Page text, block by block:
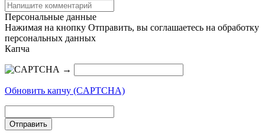
Персональные данные
Нажимая на кнопку Отправить, вы соглашаетесь на обработку
персональных данных
Капча
→
Обновить капчу (CAPTCHA)
Отправить